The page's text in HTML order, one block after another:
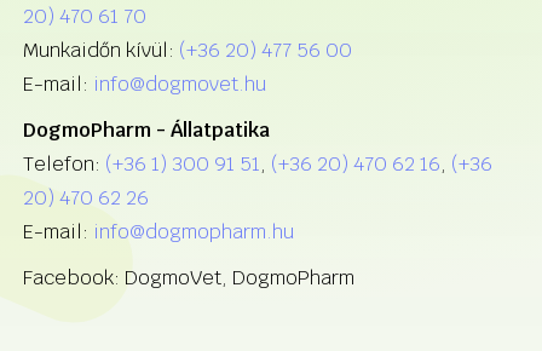
20) 470 61 70
Munkaidőn kívül: (+36 20) 477 56 00
E-mail: info@dogmovet.hu
DogmoPharm - Állatpatika
Telefon: (+36 1) 300 91 51, (+36 20) 470 62 16, (+36
20) 470 62 26
E-mail: info@dogmopharm.hu
Facebook: DogmoVet, DogmoPharm